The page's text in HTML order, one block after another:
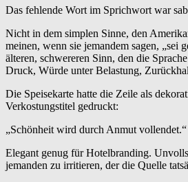
Das fehlende Wort im Sprichwort war
Nicht in dem simplen Sinne, den
meinen, wenn sie jemandem sagen, „sei
älteren, schwereren Sinn, den die
Druck, Würde unter Belastung,
Die Speisekarte hatte die Zeile als
Verkostungstitel gedruckt:
„Schönheit wird durch Anmut vollendet.“
Elegant genug für Hotelbranding.
jemanden zu irritieren, der die Quelle